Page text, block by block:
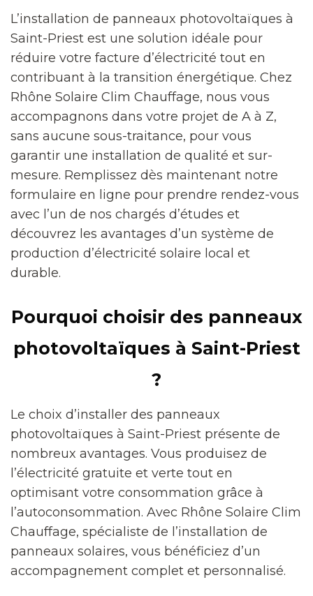
L’installation de panneaux photovoltaïques à
Saint-Priest est une solution idéale pour
réduire votre facture d’électricité tout en
contribuant à la transition énergétique. Chez
Rhône Solaire Clim Chauffage, nous vous
accompagnons dans votre projet de A à Z,
sans aucune sous-traitance, pour vous
garantir une installation de qualité et sur-
mesure. Remplissez dès maintenant notre
formulaire en ligne pour prendre rendez-vous
avec l’un de nos chargés d’études et
découvrez les avantages d’un système de
production d’électricité solaire local et
durable.
Pourquoi choisir des panneaux
photovoltaïques à Saint-Priest
?
Le choix d’installer des panneaux
photovoltaïques à Saint-Priest présente de
nombreux avantages. Vous produisez de
l’électricité gratuite et verte tout en
optimisant votre consommation grâce à
l’autoconsommation. Avec Rhône Solaire Clim
Chauffage, spécialiste de l’installation de
panneaux solaires, vous bénéficiez d’un
accompagnement complet et personnalisé.